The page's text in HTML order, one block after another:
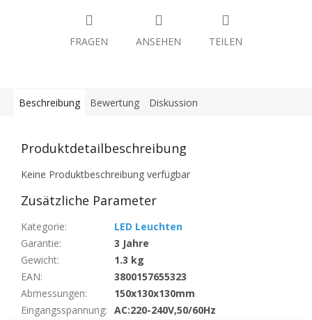
FRAGEN ANSEHEN TEILEN
Beschreibung Bewertung Diskussion
Produktdetailbeschreibung
Keine Produktbeschreibung verfügbar
Zusätzliche Parameter
Kategorie:
LED Leuchten
Garantie:
3 Jahre
Gewicht:
1.3 kg
EAN:
3800157655323
Abmessungen:
150x130x130mm
Eingangsspannung: AC:220-240V,50/60Hz